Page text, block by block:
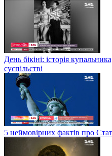
День бікіні: історія
суспільстві
5 неймовірних фактів про